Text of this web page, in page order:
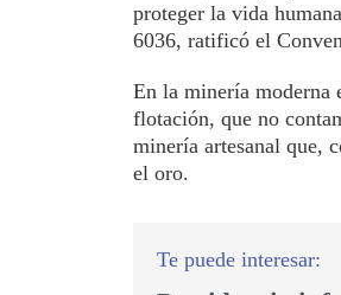
proteger la vida
6036, ratificó el
En la minería moderna
flotación, que no
minería artesanal que,
el oro.